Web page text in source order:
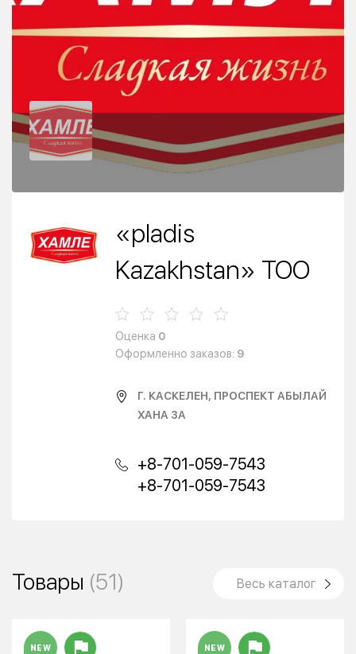
«pladis
Kazakhstan» ТОО
Оценка 0
Оформленно заказов: 9
Г. КАСКЕЛЕН, ПРОСПЕКТ АБЫЛАЙ
ХАНА 3А
+8-701-059-7543
+8-701-059-7543
Товары (51) Весь каталог
NEW NEW